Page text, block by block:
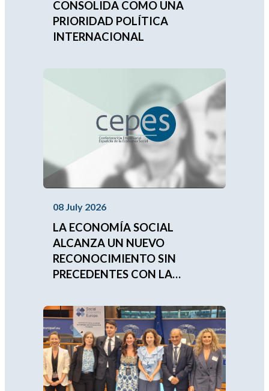
CONSOLIDA COMO UNA
PRIORIDAD POLÍTICA
INTERNACIONAL
08 July 2026
LA ECONOMÍA SOCIAL
ALCANZA UN NUEVO
RECONOCIMIENTO SIN
PRECEDENTES CON LA
COMPROMISO
IBEROAMERICANO 2026-2030